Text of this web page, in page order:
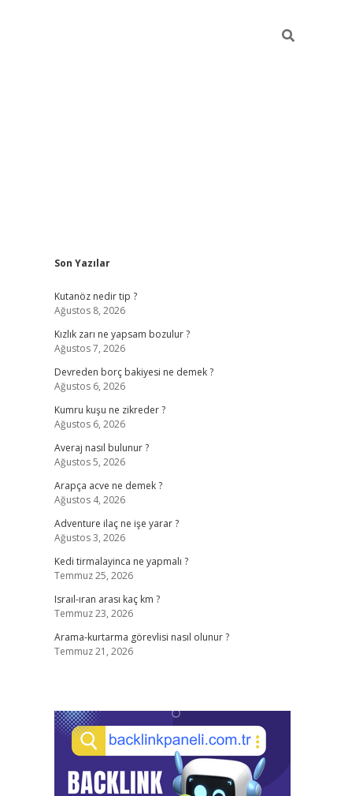
Sidebar
Son Yazılar
Kutanöz nedir tip ?
Ağustos 8, 2026
Kızlık zarı ne yapsam bozulur ?
Ağustos 7, 2026
Devreden borç bakiyesi ne demek ?
Ağustos 6, 2026
Kumru kuşu ne zikreder ?
Ağustos 6, 2026
Averaj nasıl bulunur ?
Ağustos 5, 2026
Arapça acve ne demek ?
Ağustos 4, 2026
Adventure ilaç ne işe yarar ?
Ağustos 3, 2026
Kedi tirmalayinca ne yapmalı ?
Temmuz 25, 2026
Israıl-ıran arası kaç km ?
Temmuz 23, 2026
Arama-kurtarma görevlisi nasıl olunur ?
Temmuz 21, 2026